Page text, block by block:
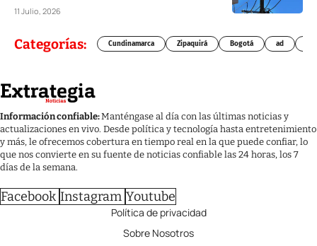
11 Julio, 2026
Categorías: Cundinamarca Zipaquirá Bogotá ad
Información confiable:Manténgase al día con las últimas noticias y
actualizaciones en vivo. Desde política y tecnología hasta entretenimiento
y más, le ofrecemos cobertura en tiempo real en la que puede confiar, lo
que nos convierte en su fuente de noticias confiable las 24 horas, los 7
días de la semana.
Facebook Instagram Youtube
Política de privacidad
Sobre Nosotros